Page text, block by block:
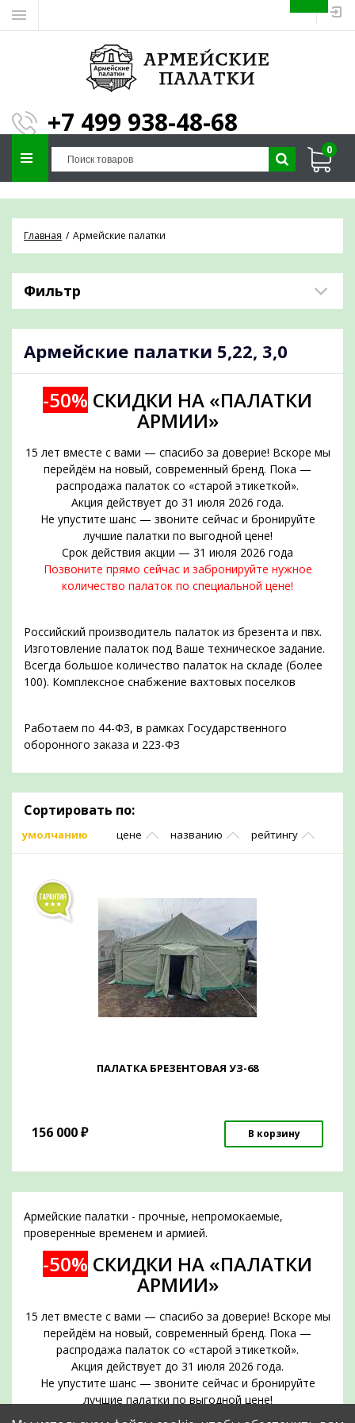
+7 499 938-48-68
0
Главная Армейские палатки
Фильтр
Армейские палатки 5,22, 3,0
-50% СКИДКИ НА «ПАЛАТКИ
АРМИИ»
15 лет вместе с вами — спасибо за доверие! Вскоре мы
перейдём на новый, современный бренд. Пока —
распродажа палаток со «старой этикеткой».
Акция действует до 31 июля 2026 года.
Не упустите шанс — звоните сейчас и бронируйте
лучшие палатки по выгодной цене!
Срок действия акции — 31 июля 2026 года
Позвоните прямо сейчас и забронируйте нужное
количество палаток по специальной цене!
Российский производитель палаток из брезента и пвх.
Изготовление палаток под Ваше техническое задание.
Всегда большое количество палаток на складе (более
100). Комплексное снабжение вахтовых поселков
Работаем по 44-ФЗ, в рамках Государственного
оборонного заказа и 223-ФЗ
Сортировать по:
умолчанию цене названию рейтингу
ПАЛАТКА БРЕЗЕНТОВАЯ УЗ-68
156 000₽ В корзину
Армейские палатки - прочные, непромокаемые,
проверенные временем и армией.
-50% СКИДКИ НА «ПАЛАТКИ
АРМИИ»
15 лет вместе с вами — спасибо за доверие! Вскоре мы
перейдём на новый, современный бренд. Пока —
распродажа палаток со «старой этикеткой».
Акция действует до 31 июля 2026 года.
Не упустите шанс — звоните сейчас и бронируйте
лучшие палатки по выгодной цене!
Срок действия акции — до 31 июля 2026 года
ЗАПОЛНИТЕ ФОРМУ И
МЫ ПОДБЕРЕМ
ПАЛАТКУ ПОД ВАШИ
ПАРАМЕТРЫ!
Отправим предложение на почту и
проконсультируем по любым вопросам
подобрать